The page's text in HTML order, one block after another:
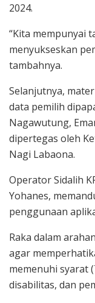
2024.
“Kita mempunyai
menyukseskan
tambahnya.
Selanjutnya,
data pemilih
Nagawutung,
dipertegas oleh
Nagi Labaona.
Operator Sidalih
Yohanes,
penggunaan
Raka dalam
agar
memenuhi syarat
disabilitas, dan